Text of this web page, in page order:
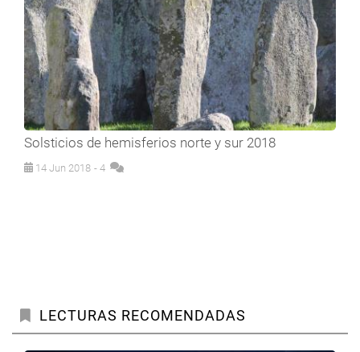
Solsticios de hemisferios norte y sur 2018
14 Jun 2018 - 4
LECTURAS RECOMENDADAS